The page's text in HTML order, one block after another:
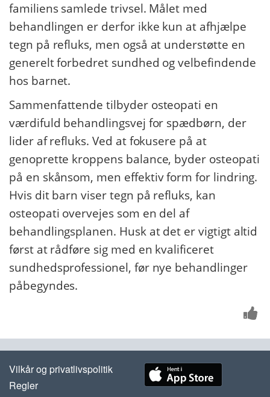
familiens samlede trivsel. Målet med
behandlingen er derfor ikke kun at afhjælpe
tegn på refluks, men også at understøtte en
generelt forbedret sundhed og velbefindende
hos barnet.
Sammenfattende tilbyder osteopati en
værdifuld behandlingsvej for spædbørn, der
lider af refluks. Ved at fokusere på at
genoprette kroppens balance, byder osteopati
på en skånsom, men effektiv form for lindring.
Hvis dit barn viser tegn på refluks, kan
osteopati overvejes som en del af
behandlingsplanen. Husk at det er vigtigt altid
først at rådføre sig med en kvalificeret
sundhedsprofessionel, før nye behandlinger
påbegyndes.
Vilkår og privatlivspolitik
Regler